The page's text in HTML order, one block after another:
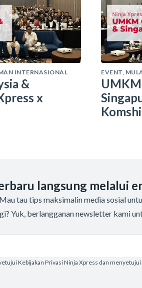
INTERNASIONAL
&
x
EVENT,
langsung melalui
tau tips maksimalin media sosial
Yuk, berlangganan newsletter kami
Kebijakan Privasi Ninja Xpress dan